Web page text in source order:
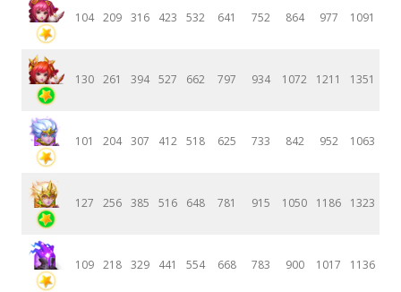
104 209 316 423 532 641 752 864 977 1091
130 261 394 527 662 797 934 1072 1211 1351
101 204 307 412 518 625 733 842 952 1063
127 256 385 516 648 781 915 1050 1186 1323
109 218 329 441 554 668 783 900 1017 1136